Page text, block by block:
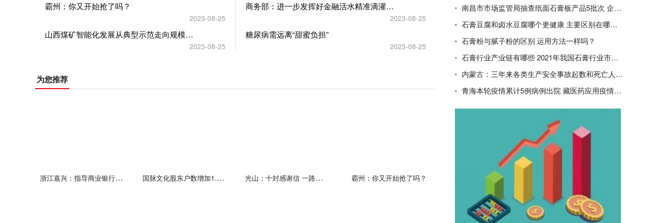
霸州：你又开始抢了吗？
2023-08-25
山西煤矿智能化发展从典型示范走向规模化推广
2023-08-25
商务部：进一步发挥好金融活水精准滴灌作用 为服务商务高质量发展提供有力支撑
2023-08-25
糖尿病需远离“甜蜜负担”
2023-08-25
为您推荐
浙江嘉兴：指导商业银行依法有序调整存量个人住房贷款利率 国脉文化股东户数增加1.38%，户均持股32.91万元 光山：十封感谢信 一路助学情 霸州：你又开始抢了吗？
南昌市市场监管局抽查纸面石膏板产品5批次 企业合格率80%
石膏豆腐和卤水豆腐哪个更健康 主要区别在哪里？
石膏粉与腻子粉的区别 运用方法一样吗？
石膏行业产业链有哪些 2021年我国石膏行业市场现状分析
内蒙古：三年来各类生产安全事故起数和死亡人数同比下降
青海本轮疫情累计5例病例出院 藏医药应用疫情防控